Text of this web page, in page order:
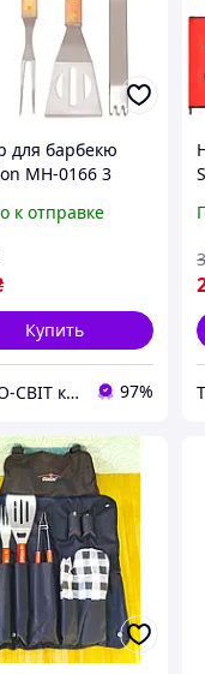
для барбекю
MH-0166 3
к отправке
Купить
ТЕХНО-СВІТ компьютерна техніка, мобільні аксесуари, електронна техніка та багато іншого. 97%